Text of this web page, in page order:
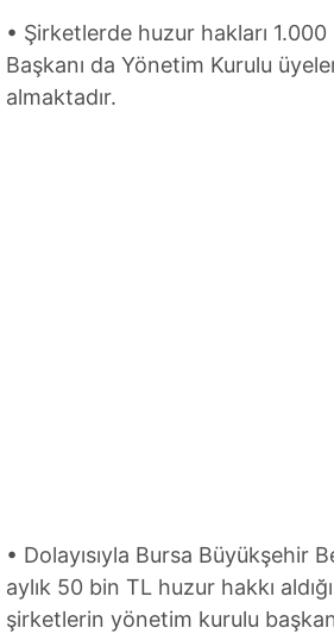
• Şirketlerde huzur hakları
Başkanı da Yönetim Kurulu
almaktadır.
• Dolayısıyla Bursa Büyükşehir
aylık 50 bin TL huzur hakkı
şirketlerin yönetim kurulu